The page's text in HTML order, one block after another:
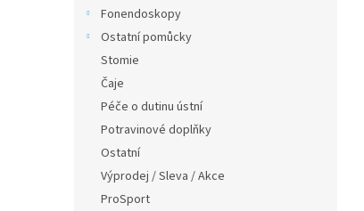
Fonendoskopy
Ostatní pomůcky
Stomie
Čaje
Péče o dutinu ústní
Potravinové doplňky
Ostatní
Výprodej / Sleva / Akce
ProSport